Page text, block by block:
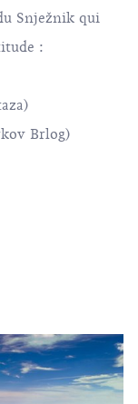
Snježnik qui
:
Brlog)